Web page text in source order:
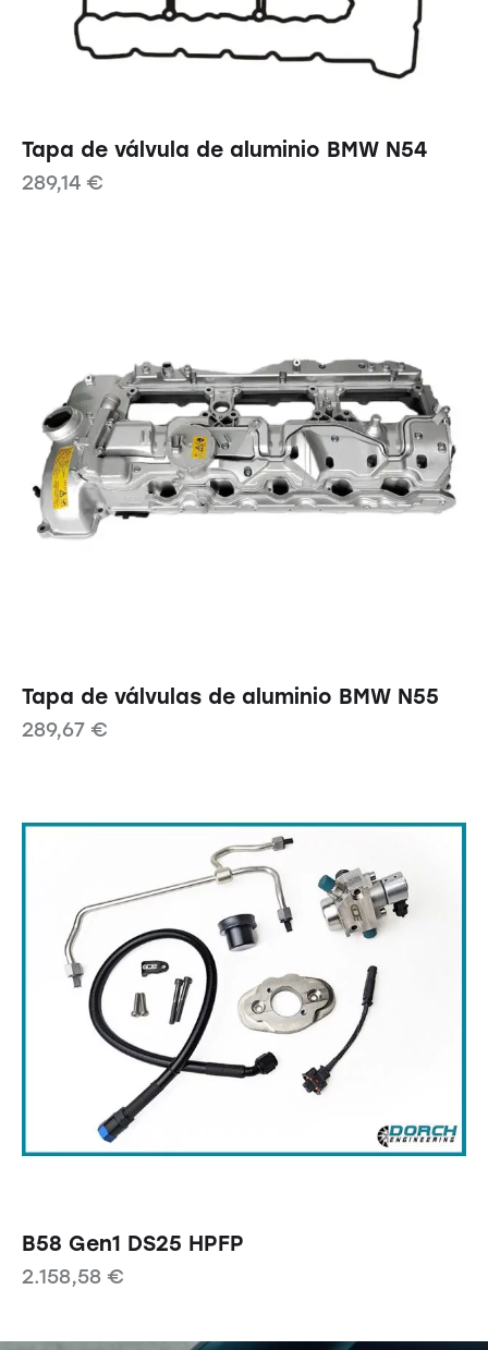
Tapa de válvula de aluminio BMW N54
289,14 €
Tapa de válvulas de aluminio BMW N55
289,67 €
B58 Gen1 DS25 HPFP
2.158,58 €